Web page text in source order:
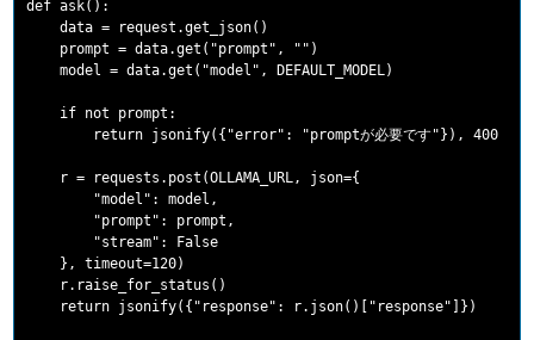
def ask():
    data = request.get_json()
    prompt = data.get("prompt", "")
    model = data.get("model", DEFAULT_MODEL)
    if not prompt:
        return jsonify({"error": "promptが必要です"}), 400
    r = requests.post(OLLAMA_URL, json={
        "model": model,
        "prompt": prompt,
        "stream": False
    }, timeout=120)
    r.raise_for_status()
    return jsonify({"response": r.json()["response"]})